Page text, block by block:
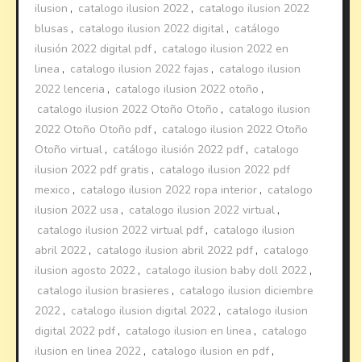
ilusion , catalogo ilusion 2022 , catalogo ilusion 2022
blusas , catalogo ilusion 2022 digital , catálogo
ilusión 2022 digital pdf , catalogo ilusion 2022 en
linea , catalogo ilusion 2022 fajas , catalogo ilusion
2022 lenceria , catalogo ilusion 2022 otoño ,
catalogo ilusion 2022 Otoño Otoño , catalogo ilusion
2022 Otoño Otoño pdf , catalogo ilusion 2022 Otoño
Otoño virtual , catálogo ilusión 2022 pdf , catalogo
ilusion 2022 pdf gratis , catalogo ilusion 2022 pdf
mexico , catalogo ilusion 2022 ropa interior , catalogo
ilusion 2022 usa , catalogo ilusion 2022 virtual ,
catalogo ilusion 2022 virtual pdf , catalogo ilusion
abril 2022 , catalogo ilusion abril 2022 pdf , catalogo
ilusion agosto 2022 , catalogo ilusion baby doll 2022 ,
catalogo ilusion brasieres , catalogo ilusion diciembre
2022 , catalogo ilusion digital 2022 , catalogo ilusion
digital 2022 pdf , catalogo ilusion en linea , catalogo
ilusion en linea 2022 , catalogo ilusion en pdf ,